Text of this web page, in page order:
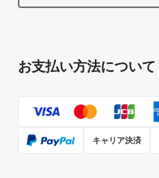
お支払い方法について
キャリア決済